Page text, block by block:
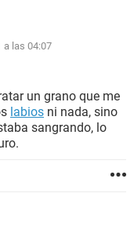
a las 04:07
un grano que me
labios ni nada, sino
sangrando, lo